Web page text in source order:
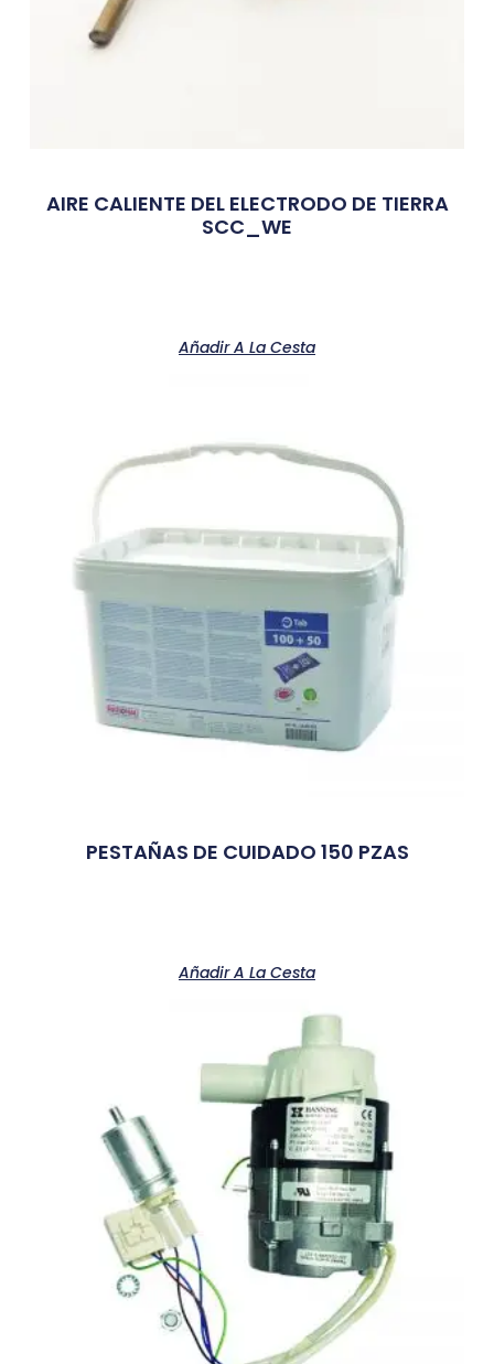
AIRE CALIENTE DEL ELECTRODO DE TIERRA
SCC_WE
Añadir A La Cesta
PESTAÑAS DE CUIDADO 150 PZAS
Añadir A La Cesta